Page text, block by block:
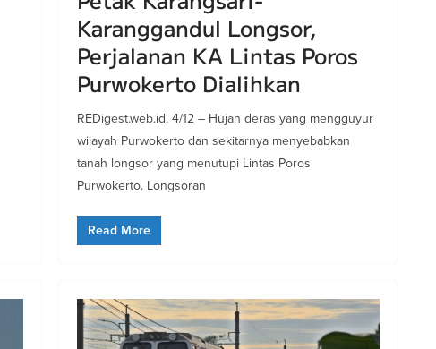
Karanggandul Longsor,
Perjalanan KA Lintas Poros
Purwokerto Dialihkan
REDigest.web.id, 4/12 – Hujan deras yang mengguyur
wilayah Purwokerto dan sekitarnya menyebabkan
tanah longsor yang menutupi Lintas Poros
Purwokerto. Longsoran
Read More